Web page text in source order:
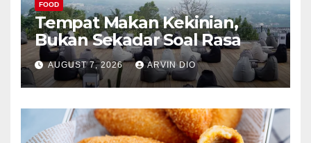
FOOD
Tempat Makan Kekinian,
Bukan Sekadar Soal Rasa
AUGUST 7, 2026 ARVIN DIO